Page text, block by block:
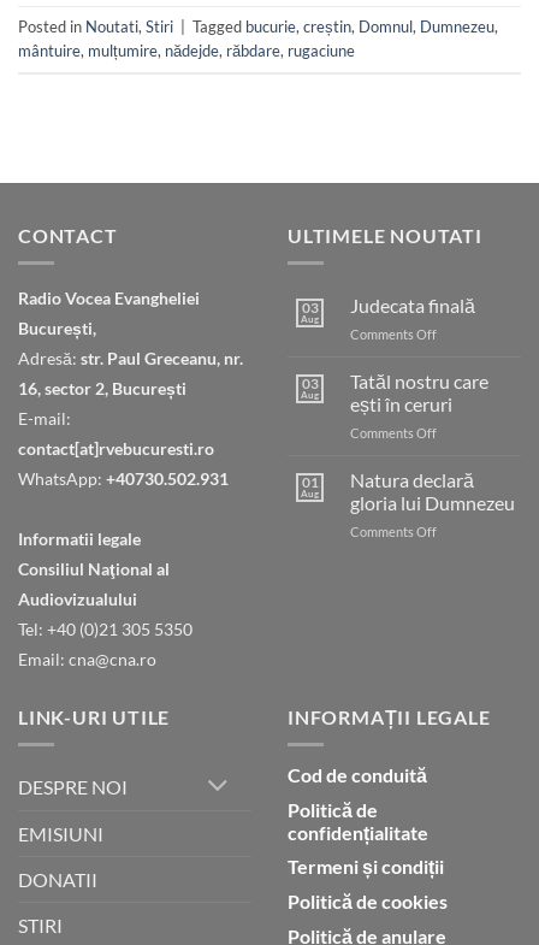
Posted in Noutati, Stiri Tagged bucurie, creștin, Domnul, Dumnezeu,
mântuire, mulțumire, nădejde, răbdare, rugaciune
CONTACT
Radio Vocea Evangheliei
București,
Adresă: str. Paul Greceanu, nr.
16, sector 2, București
E-mail:
contact[at]rvebucuresti.ro
WhatsApp: +40730.502.931
Informatii legale
Consiliul Naţional al
Audiovizualului
Tel: +40 (0)21 305 5350
Email: cna@cna.ro
ULTIMELE NOUTATI
03
Aug
Judecata finală
Comments Offon
03
Aug
Tatăl nostru care
ești în ceruri
Comments Offon
nostru
care
ești
în
01
Aug
Natura declară
gloria lui Dumnezeu
Comments Offon
LINK-URI UTILE
DESPRE NOI
EMISIUNI
DONATII
STIRI
INFORMAȚII LEGALE
Cod de conduită
Politică de
confidențialitate
Termeni și condiții
Politică de cookies
Politică de anulare